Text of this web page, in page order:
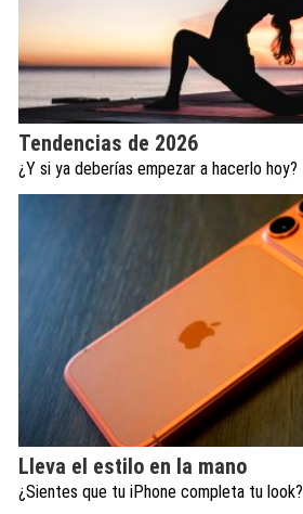
Tendencias de 2026
¿Y si ya deberías empezar a hacerlo hoy?
Lleva el estilo en la mano
¿Sientes que tu iPhone completa tu look?